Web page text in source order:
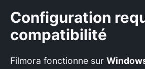
Configuration
compatibilité
Filmora fonctionne sur